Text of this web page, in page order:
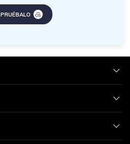
PRUÉBALO